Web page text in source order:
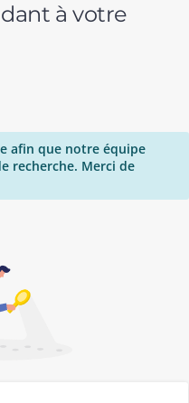
à votre
afin que notre équipe
recherche. Merci de